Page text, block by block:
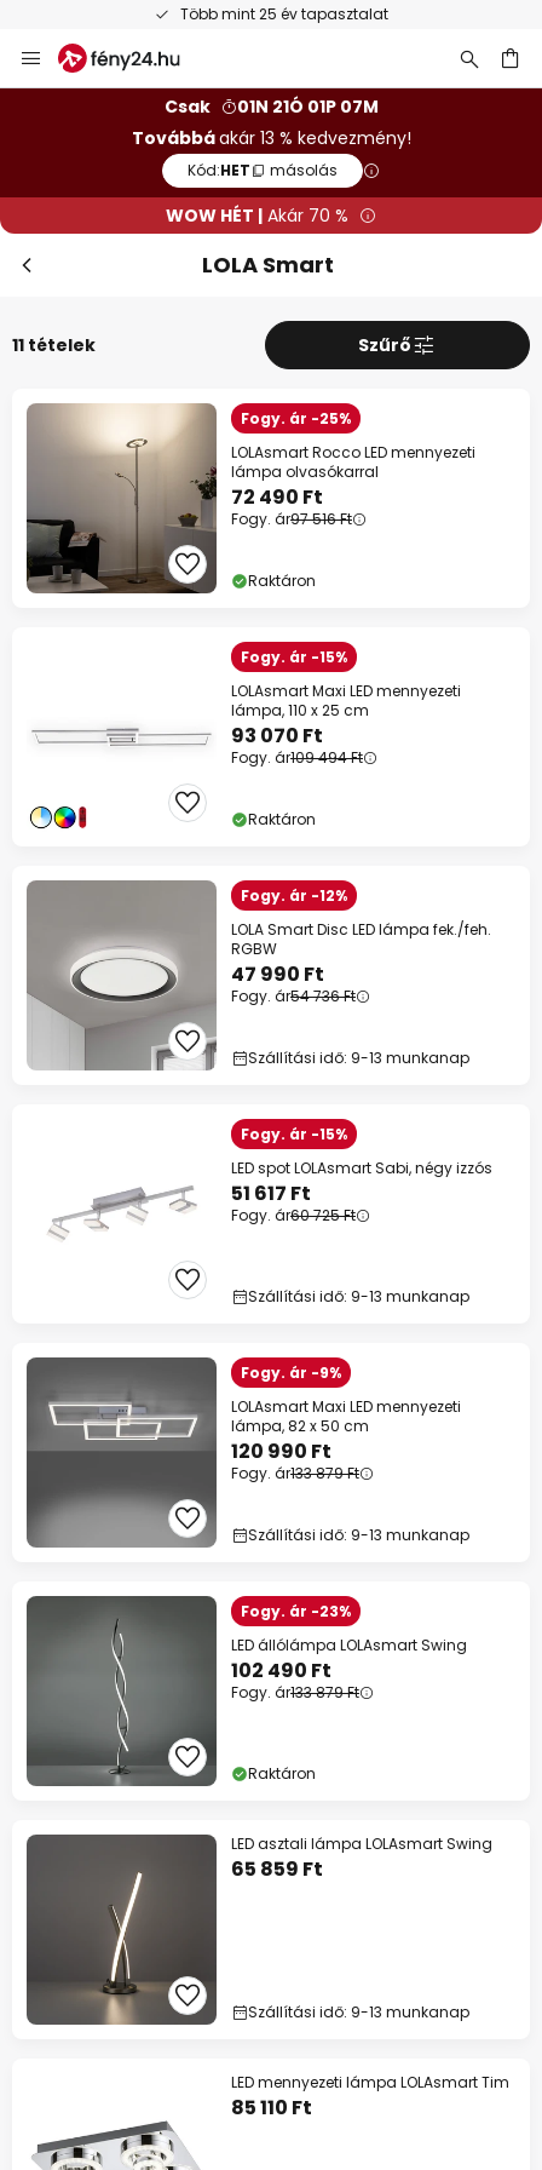
Több mint 25 év tapasztalat
Ugrás
a
Csak
01N 21Ó 01P 07M
Továbbáakár 13 % kedvezmény!
Kód:HET másolás
WOW HÉT | Akár 70 %
LOLA Smart
11 tételek Szűrő
Fogy. ár -25%
LOLAsmart Rocco LED mennyezeti
lámpa olvasókarral
72 490 Ft
Fogy. ár97 516 Ft
Raktáron
Fogy. ár -15%
LOLAsmart Maxi LED mennyezeti
lámpa, 110 x 25 cm
93 070 Ft
Fogy. ár109 494 Ft
Raktáron
Fogy. ár -12%
LOLA Smart Disc LED lámpa fek./feh.
RGBW
47 990 Ft
Fogy. ár54 736 Ft
Szállítási idő: 9-13 munkanap
Fogy. ár -15%
LED spot LOLAsmart Sabi, négy izzós
51 617 Ft
Fogy. ár60 725 Ft
Szállítási idő: 9-13 munkanap
Fogy. ár -9%
LOLAsmart Maxi LED mennyezeti
lámpa, 82 x 50 cm
120 990 Ft
Fogy. ár133 879 Ft
Szállítási idő: 9-13 munkanap
Fogy. ár -23%
LED állólámpa LOLAsmart Swing
102 490 Ft
Fogy. ár133 879 Ft
Raktáron
LED asztali lámpa LOLAsmart Swing
65 859 Ft
Szállítási idő: 9-13 munkanap
LED mennyezeti lámpa LOLAsmart Tim
85 110 Ft